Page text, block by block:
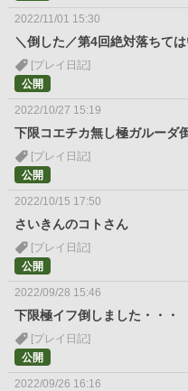
2022/11/01 15:30
＼倒した／第4回絶対落ちて
[プレイ日記]
公開
2022/10/27 15:19
下限コエチカ無し極ガルーダ
[プレイ日記]
公開
2022/10/15 17:50
さいきんのコトさん
[プレイ日記]
公開
2022/09/28 15:46
下限極イフ倒しました・・・
[プレイ日記]
公開
2022/09/26 16:16